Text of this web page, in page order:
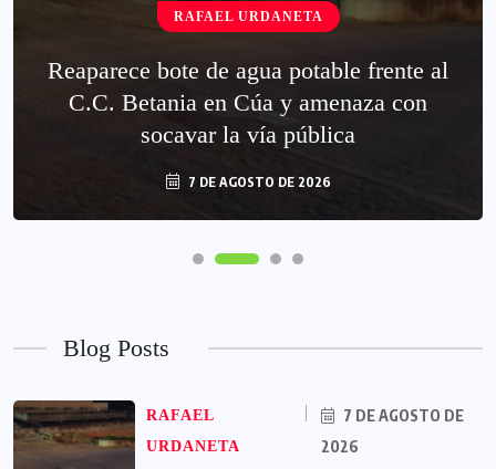
RAFAEL URDANETA
Reaparece bote de agua potable frente al
C.C. Betania en Cúa y amenaza con
socavar la vía pública
7 DE AGOSTO DE 2026
Blog Posts
RAFAEL
URDANETA
7 DE AGOSTO DE
2026